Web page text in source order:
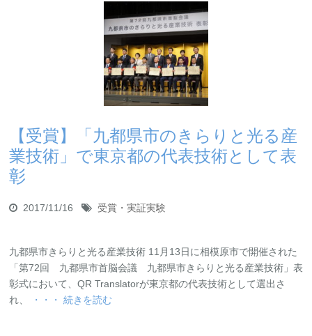
【受賞】「九都県市のきらりと光る産
業技術」で東京都の代表技術として表
彰
2017/11/16 受賞・実証実験
九都県市きらりと光る産業技術 11月13日に相模原市で開催された
「第72回 九都県市首脳会議 九都県市きらりと光る産業技術」表
彰式において、QR Translatorが東京都の代表技術として選出さ
れ、
・・・ 続きを読む